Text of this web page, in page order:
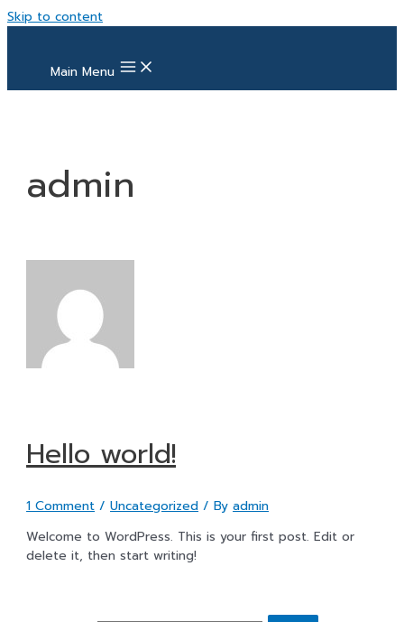
Skip to content
Main Menu
admin
Hello world!
1 Comment /Uncategorized / Byadmin
Welcome to WordPress. This is your first post. Edit or
delete it, then start writing!